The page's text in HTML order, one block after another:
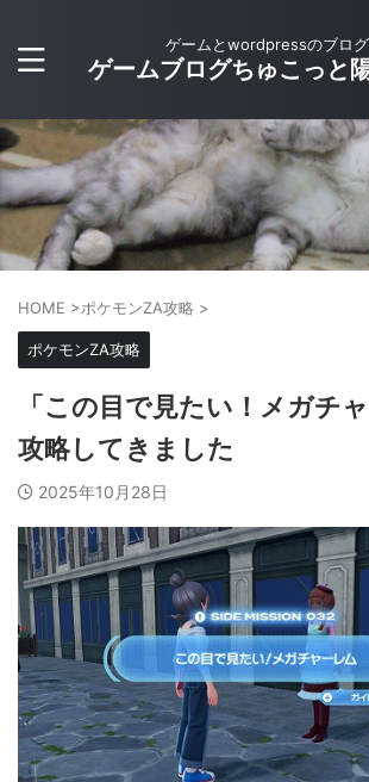
ゲームとwordpressのブログ
ゲームブログちゅこっと
HOME >ポケモンZA攻略 >
ポケモンZA攻略
「この目で見たい！メガチ
攻略してきました
2025年10月28日